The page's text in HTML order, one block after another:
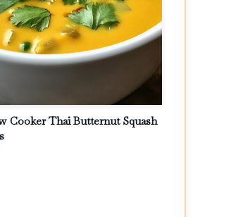
Cooker Thai Butternut Squash